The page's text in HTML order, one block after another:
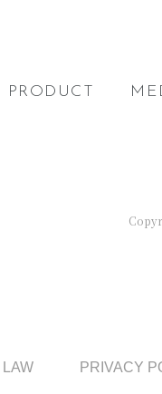
PRODUCT
PRIVACY